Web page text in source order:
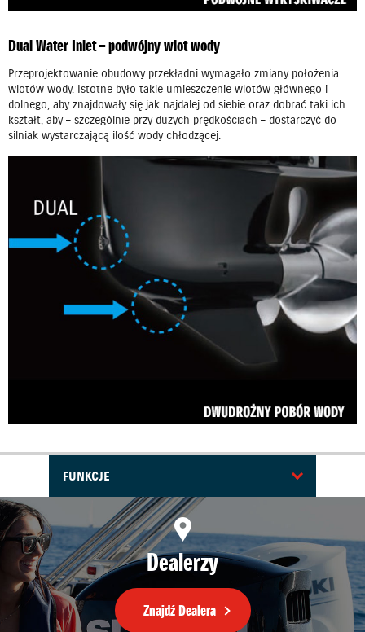
Dual Water Inlet – podwójny wlot wody
Przeprojektowanie obudowy przekładni wymagało zmiany położenia
wlotów wody. Istotne było takie umieszczenie wlotów głównego i
dolnego, aby znajdowały się jak najdalej od siebie oraz dobrać taki ich
kształt, aby – szczególnie przy dużych prędkościach – dostarczyć do
silniak wystarczającą ilość wody chłodzącej.
FUNKCJE
Dealerzy
Znajdź Dealera